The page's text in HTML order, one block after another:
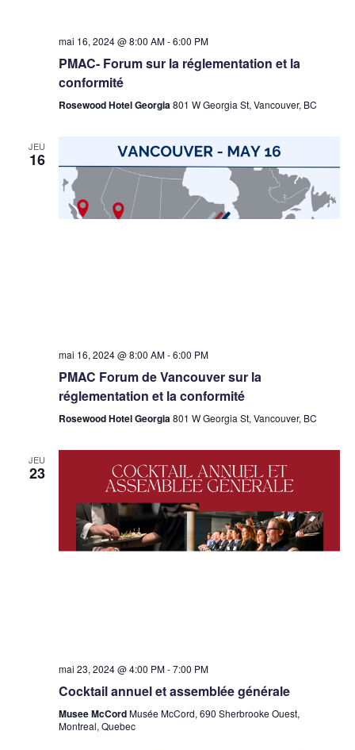
mai 16, 2024 @ 8:00 AM-6:00 PM
PMAC- Forum sur la réglementation et la
conformité
Rosewood Hotel Georgia801 W Georgia St, Vancouver, BC
JEU
16
mai 16, 2024 @ 8:00 AM-6:00 PM
PMAC Forum de Vancouver sur la
réglementation et la conformité
Rosewood Hotel Georgia801 W Georgia St, Vancouver, BC
JEU
23
mai 23, 2024 @ 4:00 PM-7:00 PM
Cocktail annuel et assemblée générale
Musee McCordMusée McCord, 690 Sherbrooke Ouest,
Montreal, Quebec